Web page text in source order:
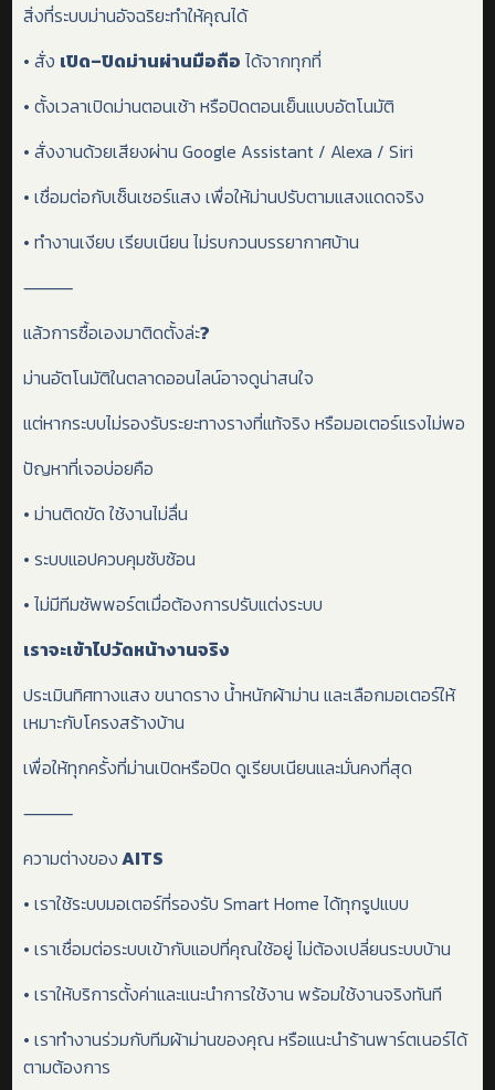
สิ่งที่ระบบม่านอัจฉริยะทำให้คุณได้
• สั่ง เปิด–ปิดม่านผ่านมือถือ ได้จากทุกที่
• ตั้งเวลาเปิดม่านตอนเช้า หรือปิดตอนเย็นแบบอัตโนมัติ
• สั่งงานด้วยเสียงผ่าน Google Assistant / Alexa / Siri
• เชื่อมต่อกับเซ็นเซอร์แสง เพื่อให้ม่านปรับตามแสงแดดจริง
• ทำงานเงียบ เรียบเนียน ไม่รบกวนบรรยากาศบ้าน
⸻
แล้วการซื้อเองมาติดตั้งล่ะ?
ม่านอัตโนมัติในตลาดออนไลน์อาจดูน่าสนใจ
แต่หากระบบไม่รองรับระยะทางรางที่แท้จริง หรือมอเตอร์แรงไม่พอ
ปัญหาที่เจอบ่อยคือ
• ม่านติดขัด ใช้งานไม่ลื่น
• ระบบแอปควบคุมซับซ้อน
• ไม่มีทีมซัพพอร์ตเมื่อต้องการปรับแต่งระบบ
เราจะเข้าไปวัดหน้างานจริง
ประเมินทิศทางแสง ขนาดราง น้ำหนักผ้าม่าน และเลือกมอเตอร์ให้
เหมาะกับโครงสร้างบ้าน
เพื่อให้ทุกครั้งที่ม่านเปิดหรือปิด ดูเรียบเนียนและมั่นคงที่สุด
⸻
ความต่างของAITS
• เราใช้ระบบมอเตอร์ที่รองรับ Smart Home ได้ทุกรูปแบบ
• เราเชื่อมต่อระบบเข้ากับแอปที่คุณใช้อยู่ ไม่ต้องเปลี่ยนระบบบ้าน
• เราให้บริการตั้งค่าและแนะนำการใช้งาน พร้อมใช้งานจริงทันที
• เราทำงานร่วมกับทีมผ้าม่านของคุณ หรือแนะนำร้านพาร์ตเนอร์ได้
ตามต้องการ